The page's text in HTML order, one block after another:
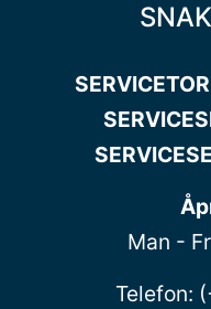
Man -
Telefon: